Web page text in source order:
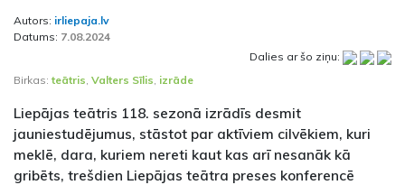
Autors: irliepaja.lv
Datums: 7.08.2024
Dalies ar šo ziņu:
Birkas:teātris Valters Sīlis izrāde
Liepājas teātris 118. sezonā izrādīs desmit
jauniestudējumus, stāstot par aktīviem cilvēkiem, kuri
meklē, dara, kuriem nereti kaut kas arī nesanāk kā
gribēts, trešdien Liepājas teātra preses konferencē